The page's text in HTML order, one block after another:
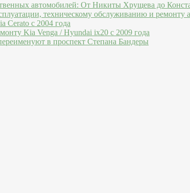
автомобилей: От Никиты Хрущева до
техническому обслуживанию и ремонту
Cerato c 2004 года
Kia Venga / Hyundai ix20 c 2009 года
в проспект Степана Бандеры